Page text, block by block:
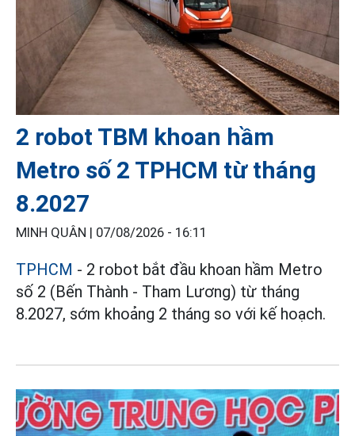
2 robot TBM khoan hầm
Metro số 2 TPHCM từ tháng
8.2027
MINH QUÂN | 07/08/2026 - 16:11
TPHCM - 2 robot bắt đầu khoan hầm Metro
số 2 (Bến Thành - Tham Lương) từ tháng
8.2027, sớm khoảng 2 tháng so với kế hoạch.